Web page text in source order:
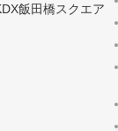
飯田橋スクエア